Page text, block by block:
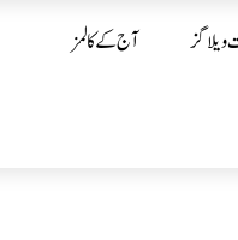
آج کے کالمز ویلاگز